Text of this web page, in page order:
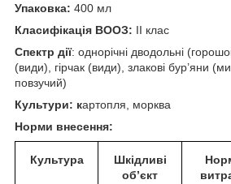
Упаковка: 400 мл
Класифікація ВООЗ: ІІ клас
Спектр дії: однорічні дводольні
(види), гірчак (види), злакові бур’яни
повзучий)
Культури: картопля, морква
Норми внесення:
Культура
Шкідливі
об’єкт